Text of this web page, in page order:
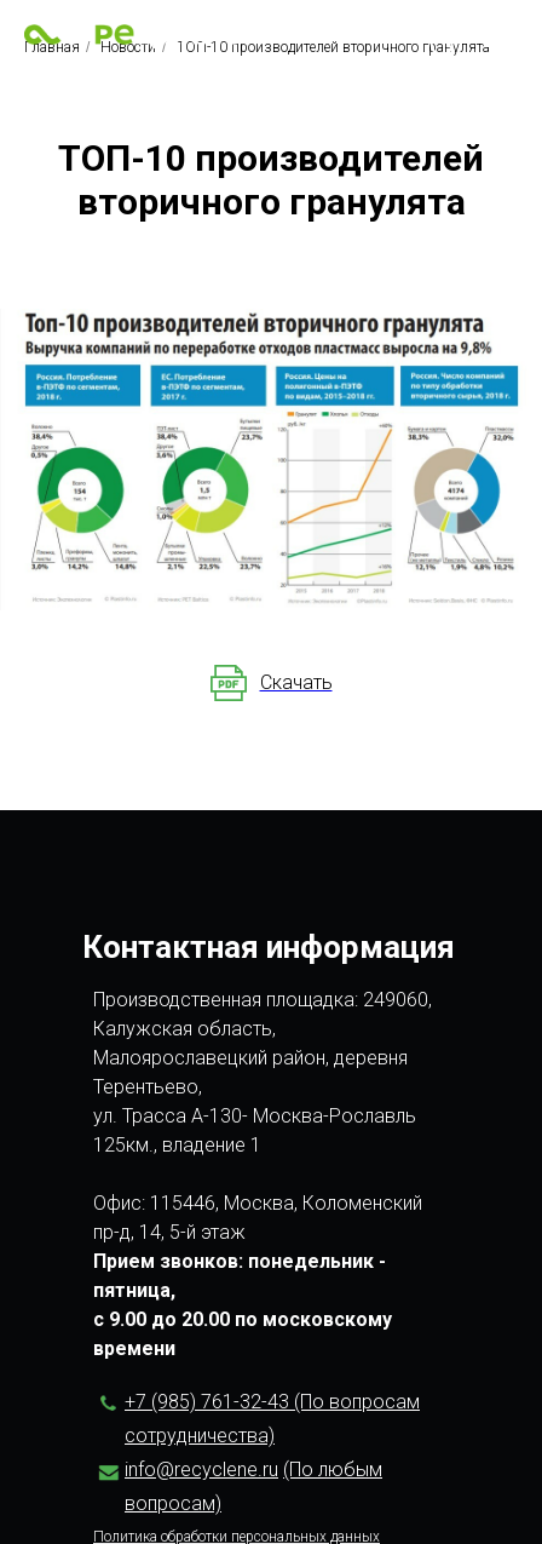
Главная / Новости / ТОП-10 производителей вторичного гранулята
ТОП-10 производителей
вторичного гранулята
Скачать
Производственная площадка: 249060,
Калужская область,
Малоярославецкий район, деревня
Терентьево,
ул. Трасса А-130- Москва-Рославль
125км., владение 1
Офис: 115446, Москва, Коломенский
пр-д, 14, 5-й этаж
Прием звонков: понедельник -
пятница,
с 9.00 до 20.00 по московскому
времени
Политика обработки персональных данных
Контактная информация
+7 (985) 761-32-43 (По вопросам
сотрудничества)
info@recyclene.ru (По любым
вопросам)